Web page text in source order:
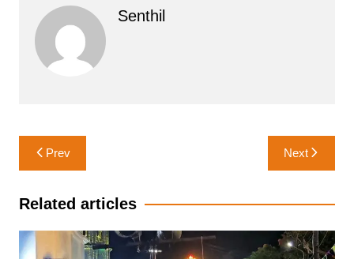
Senthil
Post
navigation
Prev Next
Related articles